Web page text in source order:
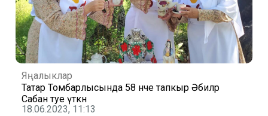
Яңалыклар
Татар Томбарлысында 58 нче тапкыр Әбиләр
Сабан туе үткән
18.06.2023, 11:13